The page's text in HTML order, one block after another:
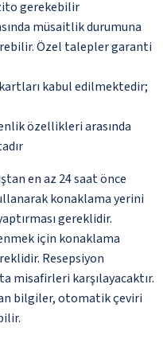
gerekebilir
müsaitlik durumuna
Özel talepler garanti
kabul edilmektedir;
özellikleri arasında
en az 24 saat önce
konaklama yerini
gereklidir.
için konaklama
Resepsiyon
misafirleri karşılayacaktır.
bilgiler, otomatik çeviri